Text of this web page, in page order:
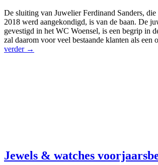
De sluiting van Juwelier Ferdinand Sanders, die
2018 werd aangekondigd, is van de baan. De
gevestigd in het WC Woensel, is een begrip in
zal daarom voor veel bestaande klanten als
verder →
Jewels & watches